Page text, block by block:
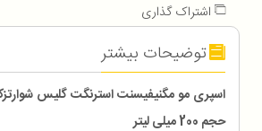
اشتراک گذاری
توضیحات بیشتر
حجم 200 میلی لیتر